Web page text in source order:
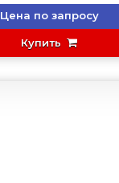
Цена по запросу
Купить